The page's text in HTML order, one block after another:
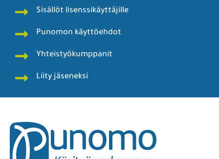
Sisällöt lisenssikäyttäjille
Punomon käyttöehdot
Yhteistyökumppanit
Liity jäseneksi